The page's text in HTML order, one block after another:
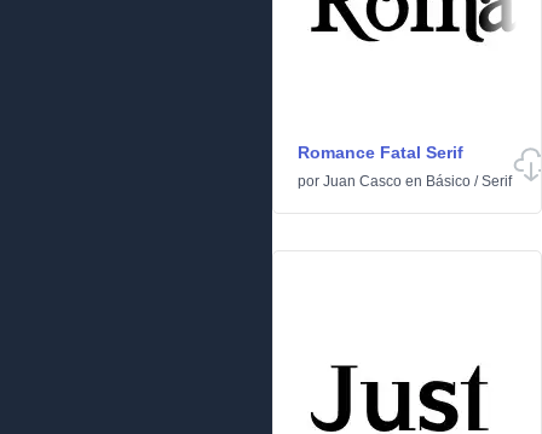
Romance Fatal Serif
por Juan Casco en Básico /Serif